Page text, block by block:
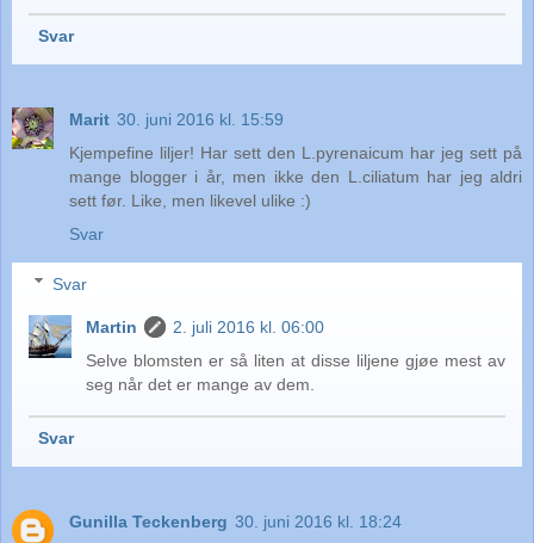
Svar
Marit 30. juni 2016 kl. 15:59
Kjempefine liljer! Har sett den L.pyrenaicum har jeg sett på
mange blogger i år, men ikke den L.ciliatum har jeg aldri
sett før. Like, men likevel ulike :)
Svar
Svar
Martin
2. juli 2016 kl. 06:00
Selve blomsten er så liten at disse liljene gjøe mest av
seg når det er mange av dem.
Svar
Gunilla Teckenberg 30. juni 2016 kl. 18:24